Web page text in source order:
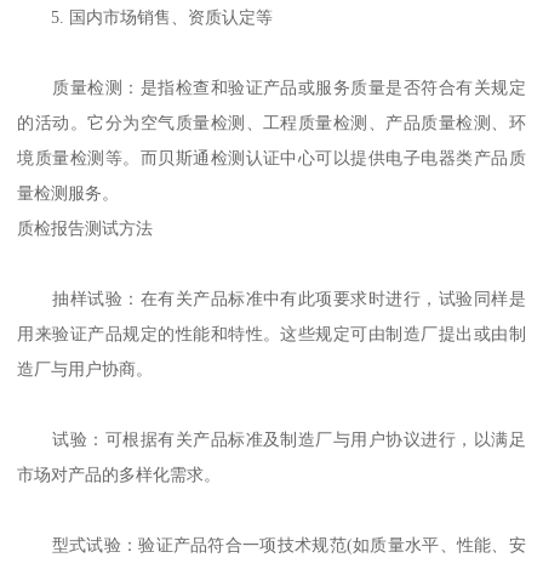
5. 国内市场销售、资质认定等
质量检测：是指检查和验证产品或服务质量是否符合有关规定
的活动。它分为空气质量检测、工程质量检测、产品质量检测、环
境质量检测等。而贝斯通检测认证中心可以提供电子电器类产品质
量检测服务。
质检报告测试方法
抽样试验：在有关产品标准中有此项要求时进行，试验同样是
用来验证产品规定的性能和特性。这些规定可由制造厂提出或由制
造厂与用户协商。
试验：可根据有关产品标准及制造厂与用户协议进行，以满足
市场对产品的多样化需求。
型式试验：验证产品符合一项技术规范(如质量水平、性能、安